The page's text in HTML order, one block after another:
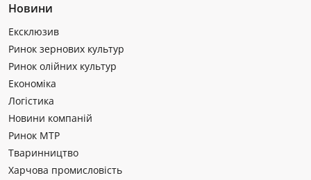
Новини
Ексклюзив
Ринок зернових культур
Ринок олійних культур
Економіка
Логістика
Новини компаній
Ринок МТР
Тваринництво
Харчова промисловість